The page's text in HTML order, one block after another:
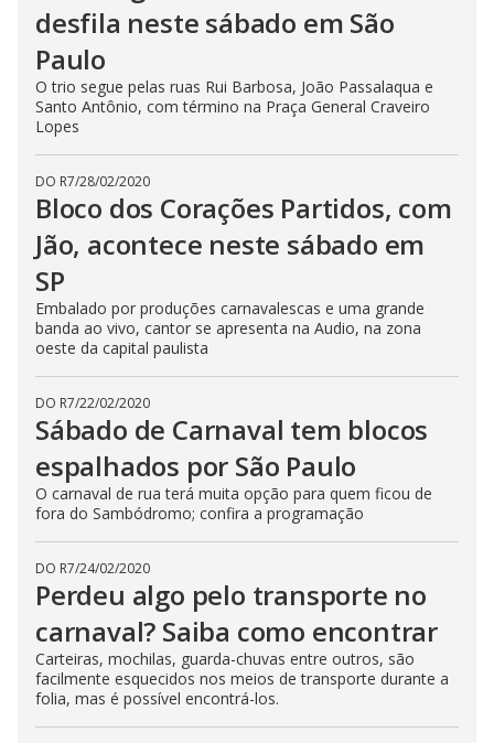
desfila neste sábado em São
Paulo
O trio segue pelas ruas Rui Barbosa, João Passalaqua e
Santo Antônio, com término na Praça General Craveiro
Lopes
DO R7/28/02/2020
Bloco dos Corações Partidos, com
Jão, acontece neste sábado em
SP
Embalado por produções carnavalescas e uma grande
banda ao vivo, cantor se apresenta na Audio, na zona
oeste da capital paulista
DO R7/22/02/2020
Sábado de Carnaval tem blocos
espalhados por São Paulo
O carnaval de rua terá muita opção para quem ficou de
fora do Sambódromo; confira a programação
DO R7/24/02/2020
Perdeu algo pelo transporte no
carnaval? Saiba como encontrar
Carteiras, mochilas, guarda-chuvas entre outros, são
facilmente esquecidos nos meios de transporte durante a
folia, mas é possível encontrá-los.